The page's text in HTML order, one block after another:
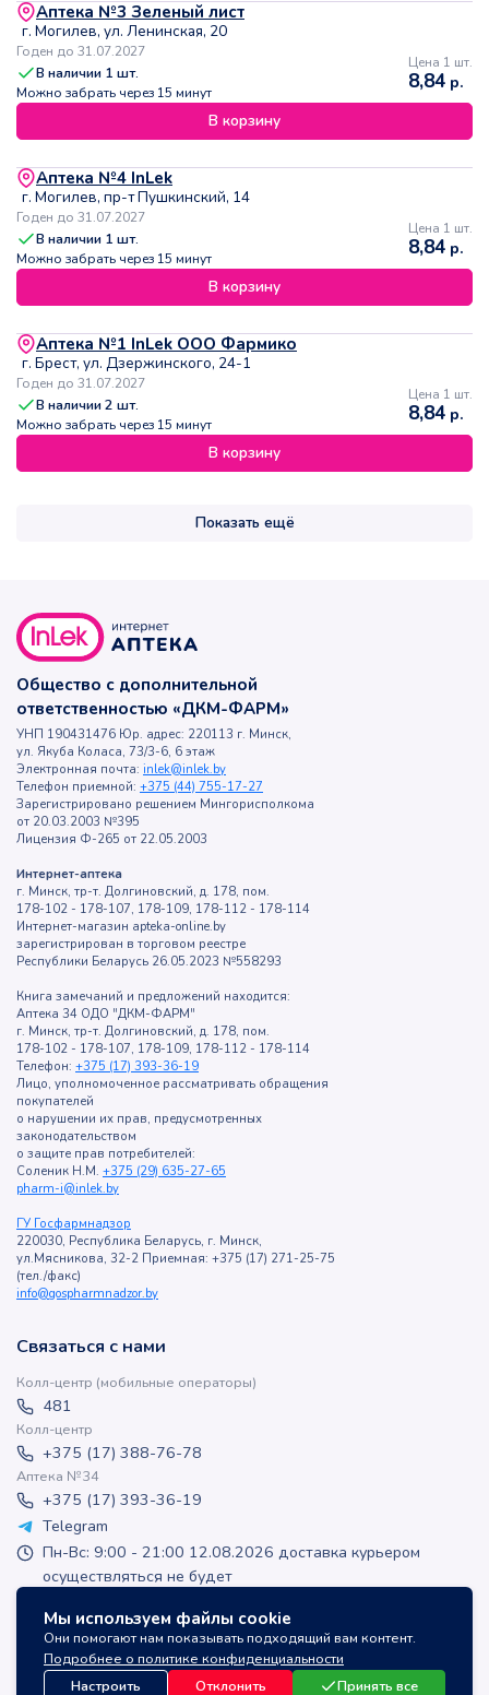
Аптека №3 Зеленый лист
г. Могилев, ул. Ленинская, 20
Годен до 31.07.2027
В наличии 1 шт.
Можно забрать через 15 минут
Цена 1 шт.
8,84 р.
В корзину
Аптека №4 InLek
г. Могилев, пр-т Пушкинский, 14
Годен до 31.07.2027
В наличии 1 шт.
Можно забрать через 15 минут
Цена 1 шт.
8,84 р.
В корзину
Аптека №1 InLek ООО Фармико
г. Брест, ул. Дзержинского, 24-1
Годен до 31.07.2027
В наличии2 шт.
Можно забрать через 15 минут
Цена 1 шт.
8,84 р.
В корзину
Показать ещё
Мы используем файлы cookie
Они помогают нам показывать подходящий вам контент.
Подробнее о политике конфиденциальности
Настроить
Отклонить Принять все
Общество с дополнительной
ответственностью «ДКМ-ФАРМ»
УНП 190431476 Юр. адрес: 220113 г. Минск,
ул. Якуба Коласа, 73/3-6, 6 этаж
Электронная почта: inlek@inlek.by
Телефон приемной: +375 (44) 755-17-27
Зарегистрировано решением Мингорисполкома
от 20.03.2003 №395
Лицензия Ф-265 от 22.05.2003
Интернет-аптека
г. Минск, тр-т. Долгиновский, д. 178, пом.
178-102 - 178-107, 178-109, 178-112 - 178-114
Интернет-магазин apteka-online.by
зарегистрирован в торговом реестре
Республики Беларусь 26.05.2023 №558293
Книга замечаний и предложений находится:
Аптека 34 ОДО "ДКМ-ФАРМ"
г. Минск, тр-т. Долгиновский, д. 178, пом.
178-102 - 178-107, 178-109, 178-112 - 178-114
Телефон: +375 (17) 393-36-19
Лицо, уполномоченное рассматривать обращения
покупателей
о нарушении их прав, предусмотренных
законодательством
о защите прав потребителей:
Соленик Н.М. +375 (29) 635-27-65
pharm-i@inlek.by
ГУ Госфармнадзор
220030, Республика Беларусь, г. Минск,
ул.Мясникова, 32-2 Приемная: +375 (17) 271-25-75
(тел./факс)
info@gospharmnadzor.by
Связаться с нами
Колл-центр (мобильные операторы)
481
Колл-центр
+375 (17) 388-76-78
Аптека №34
+375 (17) 393-36-19
Telegram
Пн-Вс: 9:00 - 21:00 12.08.2026 доставка курьером
осуществляться не будет
inlek_apteka
inlek_apteka